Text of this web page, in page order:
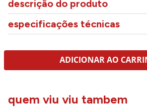
descrição do produto
especificações técnicas
ADICIONAR AO
quem viu viu tambem